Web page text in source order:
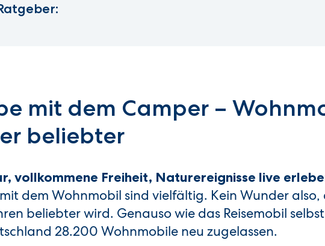
mit dem Camper –
beliebter
vollkommene Freiheit, Naturereignisse live
dem Wohnmobil sind vielfältig. Kein Wunder also,
beliebter wird. Genauso wie das Reisemobil
28.200 Wohnmobile neu zugelassen.